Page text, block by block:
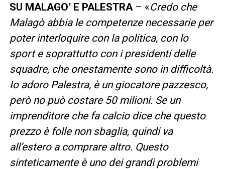
SU MALAGO’ E PALESTRA– «Credo che
Malagò abbia le competenze necessarie per
poter interloquire con la politica, con lo
sport e soprattutto con i presidenti delle
squadre, che onestamente sono in difficoltà.
Io adoro Palestra, è un giocatore pazzesco,
però no può costare 50 milioni. Se un
imprenditore che fa calcio dice che questo
prezzo è folle non sbaglia, quindi va
all’estero a comprare altro. Questo
sinteticamente è uno dei grandi problemi